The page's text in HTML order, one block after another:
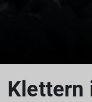
Klettern